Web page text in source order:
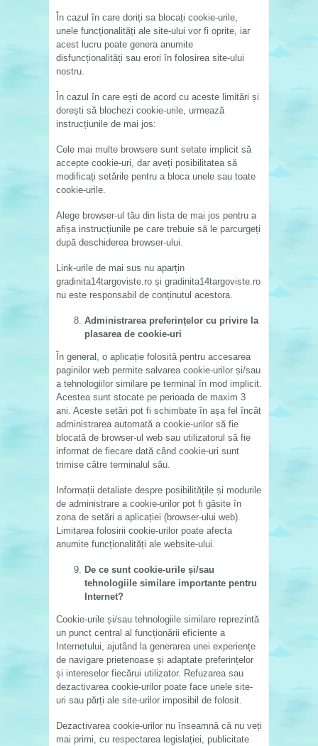
În cazul în care doriți sa blocați cookie-urile,
unele funcționalități ale site‑ului vor fi oprite, iar
acest lucru poate genera anumite
disfuncționalități sau erori în folosirea site-ului
nostru.
În cazul în care ești de acord cu aceste limitări și
dorești să blochezi cookie-urile, urmează
instrucțiunile de mai jos:
Cele mai multe browsere sunt setate implicit să
accepte cookie-uri, dar aveți posibilitatea să
modificați setările pentru a bloca unele sau toate
cookie-urile.
Alege browser-ul tău din lista de mai jos pentru a
afișa instrucțiunile pe care trebuie să le parcurgeți
după deschiderea browser-ului.
Link-urile de mai sus nu aparțin
gradinita14targoviste.ro și gradinita14targoviste.ro
nu este responsabil de conținutul acestora.
Administrarea preferințelor cu privire la
plasarea de cookie-uri
În general, o aplicație folosită pentru accesarea
paginilor web permite salvarea cookie-urilor și/sau
a tehnologiilor similare pe terminal în mod implicit.
Acestea sunt stocate pe perioada de maxim 3
ani. Aceste setări pot fi schimbate în așa fel încât
administrarea automată a cookie-urilor să fie
blocată de browser-ul web sau utilizatorul să fie
informat de fiecare dată când cookie-uri sunt
trimise către terminalul său.
Informații detaliate despre posibilitățile și modurile
de administrare a cookie-urilor pot fi găsite în
zona de setări a aplicației (browser-ului web).
Limitarea folosirii cookie-urilor poate afecta
anumite funcționalități ale website-ului.
De ce sunt cookie-urile și/sau
tehnologiile similare importante pentru
Internet?
Cookie-urile și/sau tehnologiile similare reprezintă
un punct central al funcționării eficiente a
Internetului, ajutând la generarea unei experiențe
de navigare prietenoase și adaptate preferințelor
și intereselor fiecărui utilizator. Refuzarea sau
dezactivarea cookie-urilor poate face unele site-
uri sau părți ale site-urilor imposibil de folosit.
Dezactivarea cookie-urilor nu înseamnă că nu veți
mai primi, cu respectarea legislației, publicitate